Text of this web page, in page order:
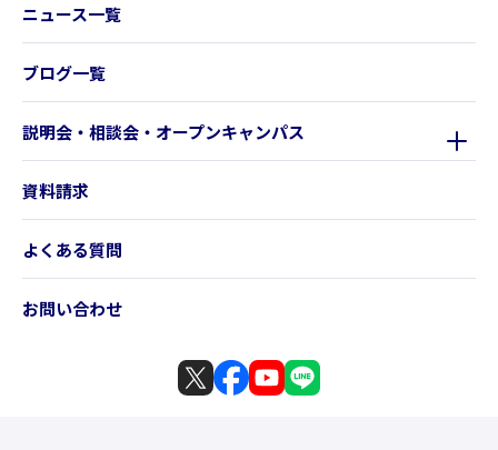
ニュース一覧
ブログ一覧
説明会・相談会・オープンキャンパス
資料請求
よくある質問
お問い合わせ